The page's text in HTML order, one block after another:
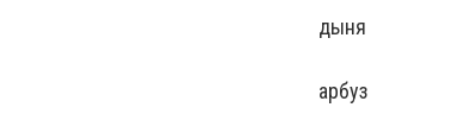
дыня
арбуз